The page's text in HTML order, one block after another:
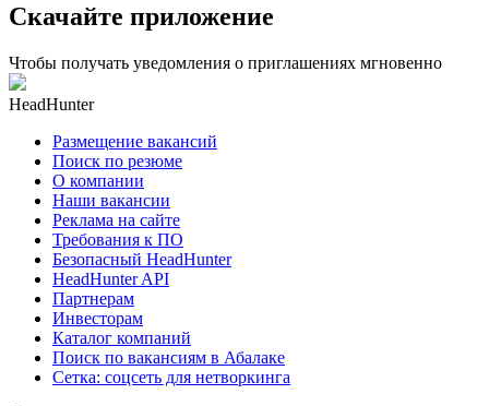
Скачайте приложение
Чтобы получать уведомления о приглашениях мгновенно
HeadHunter
Размещение вакансий
Поиск по резюме
О компании
Наши вакансии
Реклама на сайте
Требования к ПО
Безопасный HeadHunter
HeadHunter API
Партнерам
Инвесторам
Каталог компаний
Поиск по вакансиям в Абалаке
Сетка: соцсеть для нетворкинга